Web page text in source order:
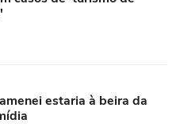
estaria à beira da